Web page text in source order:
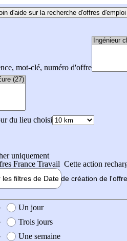
d'aide sur la recherche d'offres
mot-clé, numéro d'offre
du lieu choisi
uniquement
France Travail Cette action
les filtres de Date de création de l'offre
de création de l'offre
Un jour
Trois jours
Une semaine